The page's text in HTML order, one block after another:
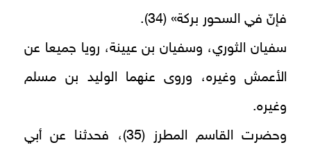
فإنّ في السحور بركة» (34).
سفيان الثوري، وسفيان بن عيينة، رويا جميعا عن
الأعمش وغيره، وروى عنهما الوليد بن مسلم
وغيره.
وحضرت القاسم المطرز (35)، فحدثنا عن أبي